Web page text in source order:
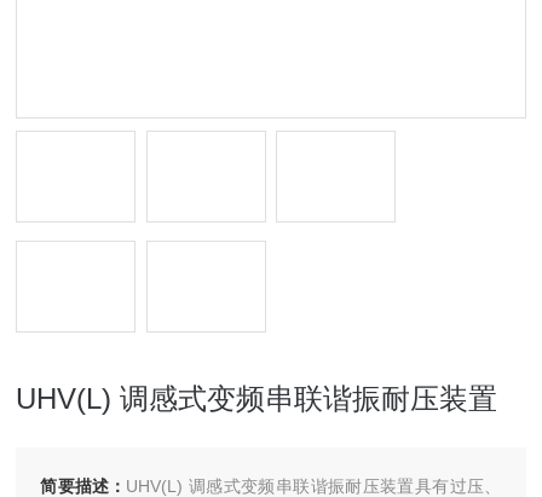
UHV(L) 调感式变频串联谐振耐压装置
简要描述： UHV(L) 调感式变频串联谐振耐压装置具有过压、